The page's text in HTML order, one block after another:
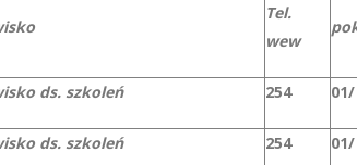
Tel.
wew
ds. szkoleń 254
ds. szkoleń 254